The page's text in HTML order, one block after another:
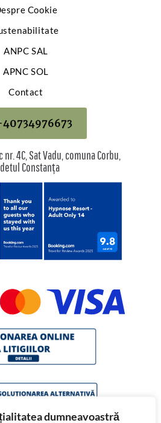
dumneavoastră
Cookie
ANPC SAL
APNC SOL
Contact
4C, Sat Vadu, comuna Corbu,
Constanța